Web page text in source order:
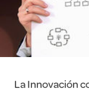
La Innovación